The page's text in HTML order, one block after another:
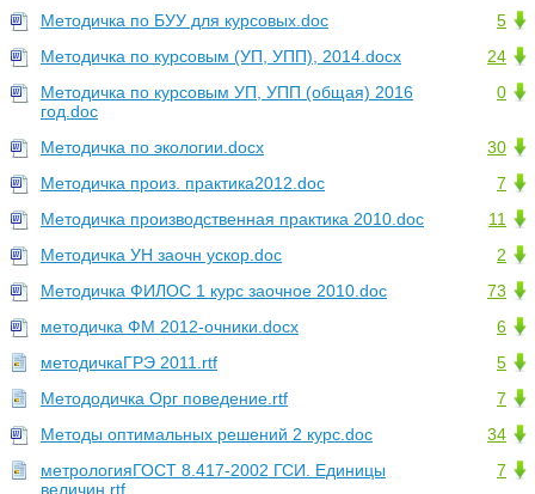
5
Методичка по БУУ для курсовых.doc
24
Методичка по курсовым (УП, УПП), 2014.docx
0
Методичка по курсовым УП, УПП (общая) 2016
год.doc
30
Методичка по экологии.docx
7
Методичка произ. практика2012.doc
11
Методичка производственная практика 2010.doc
2
Методичка УН заочн ускор.doc
73
Методичка ФИЛОС 1 курс заочное 2010.doc
6
методичка ФМ 2012-очники.docx
5
методичкаГРЭ 2011.rtf
7
Метододичка Орг поведение.rtf
34
Методы оптимальных решений 2 курс.doc
7
метрологияГОСТ 8.417-2002 ГСИ. Единицы
величин.rtf